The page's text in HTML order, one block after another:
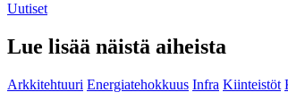
Uutiset
Lue lisää näistä aiheista
Arkkitehtuuri Energiatehokkuus Infra Kiinteistöt